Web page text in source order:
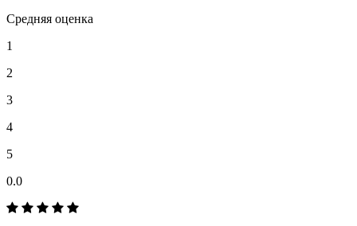
Средняя оценка
1
2
3
4
5
0.0